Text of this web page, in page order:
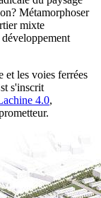
Métamorphoser
mixte
et les voies ferrées
s'inscrit
4.0,